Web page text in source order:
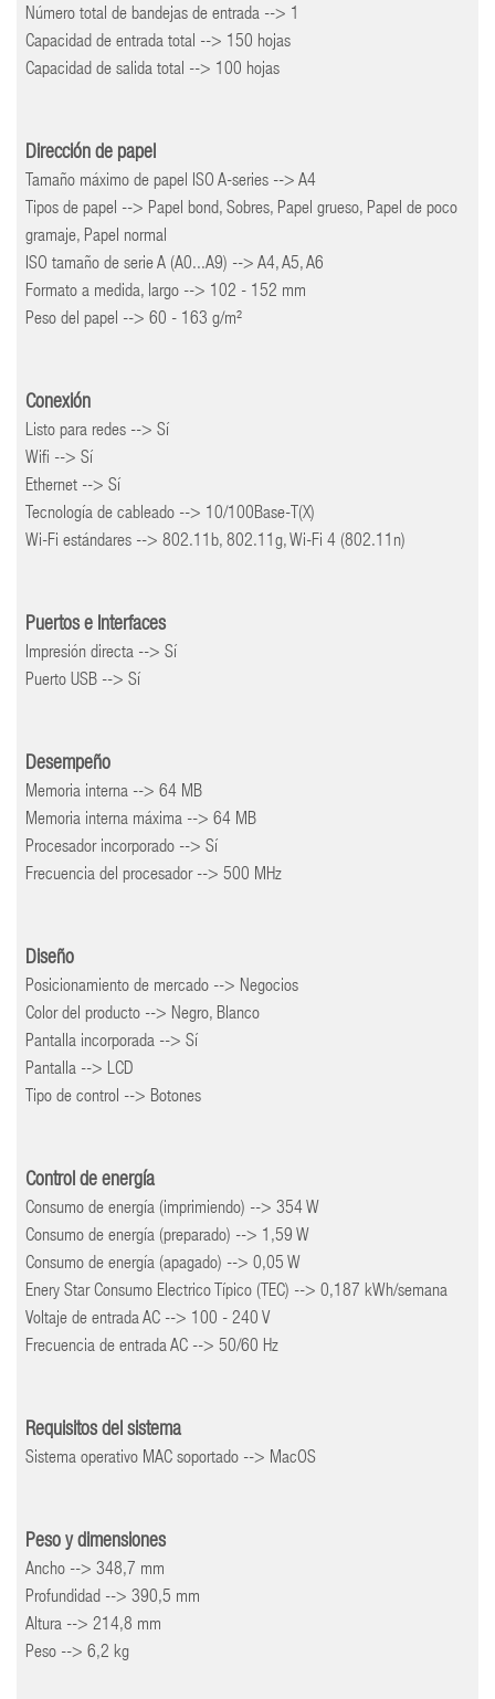
Número total de bandejas de entrada --> 1
Capacidad de entrada total --> 150 hojas
Capacidad de salida total --> 100 hojas
Dirección de papel
Tamaño máximo de papel ISO A-series --> A4
Tipos de papel --> Papel bond, Sobres, Papel grueso, Papel de poco
gramaje, Papel normal
ISO tamaño de serie A (A0...A9) --> A4, A5, A6
Formato a medida, largo --> 102 - 152 mm
Peso del papel --> 60 - 163 g/m²
Conexión
Listo para redes --> Sí
Wifi --> Sí
Ethernet --> Sí
Tecnología de cableado --> 10/100Base-T(X)
Wi-Fi estándares --> 802.11b, 802.11g, Wi-Fi 4 (802.11n)
Puertos e Interfaces
Impresión directa --> Sí
Puerto USB --> Sí
Desempeño
Memoria interna --> 64 MB
Memoria interna máxima --> 64 MB
Procesador incorporado --> Sí
Frecuencia del procesador --> 500 MHz
Diseño
Posicionamiento de mercado --> Negocios
Color del producto --> Negro, Blanco
Pantalla incorporada --> Sí
Pantalla --> LCD
Tipo de control --> Botones
Control de energía
Consumo de energía (imprimiendo) --> 354 W
Consumo de energía (preparado) --> 1,59 W
Consumo de energía (apagado) --> 0,05 W
Enery Star Consumo Electrico Típico (TEC) --> 0,187 kWh/semana
Voltaje de entrada AC --> 100 - 240 V
Frecuencia de entrada AC --> 50/60 Hz
Requisitos del sistema
Sistema operativo MAC soportado --> MacOS
Peso y dimensiones
Ancho --> 348,7 mm
Profundidad --> 390,5 mm
Altura --> 214,8 mm
Peso --> 6,2 kg